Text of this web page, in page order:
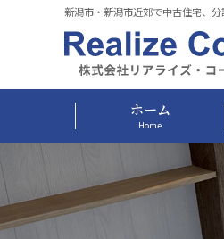
新潟市・新潟市近郊で中古住宅、
ホーム
Home